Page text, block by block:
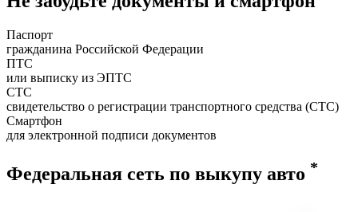
Паспорт
гражданина Российской Федерации
ПТС
или выписку из ЭПТС
СТС
свидетельство о регистрации транспортного средства (СТС)
Смартфон
для электронной подписи документов
Федеральная сеть по выкупу авто *